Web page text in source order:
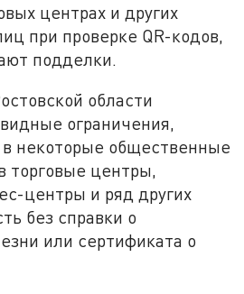
центрах и других
при проверке QR-кодов,
подделки.
области
ограничения,
в некоторые общественные
торговые центры,
центры и ряд других
без справки о
или сертификата о